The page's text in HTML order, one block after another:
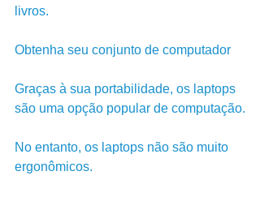
livros.
Obtenha seu conjunto de computador
Graças à sua portabilidade, os laptops
são uma opção popular de computação.
No entanto, os laptops não são muito
ergonômicos.